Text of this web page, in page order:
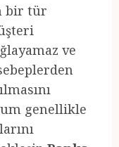
bir tür
ve
genellikle